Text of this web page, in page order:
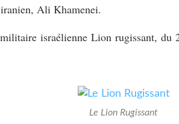
Ali Khamenei.
israélienne Lion rugissant, du
Le Lion Rugissant